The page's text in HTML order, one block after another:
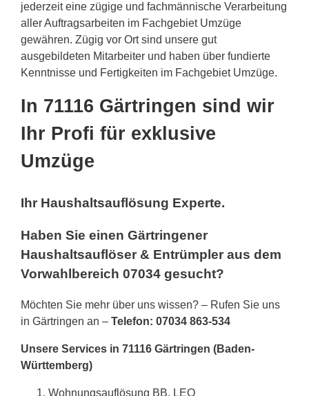
jederzeit eine zügige und fachmännische Verarbeitung
aller Auftragsarbeiten im Fachgebiet Umzüge
gewähren. Zügig vor Ort sind unsere gut
ausgebildeten Mitarbeiter und haben über fundierte
Kenntnisse und Fertigkeiten im Fachgebiet Umzüge.
In 71116 Gärtringen sind wir
Ihr Profi für exklusive
Umzüge
Ihr Haushaltsauflösung Experte.
Haben Sie einen Gärtringener
Haushaltsauflöser & Entrümpler aus dem
Vorwahlbereich 07034 gesucht?
Möchten Sie mehr über uns wissen? – Rufen Sie uns
in Gärtringen an – Telefon: 07034 863-534
Unsere Services in 71116 Gärtringen (Baden-
Württemberg)
Wohnungsauflösung BB, LEO